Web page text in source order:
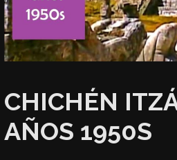
CHICHÉN
AÑOS 1950S